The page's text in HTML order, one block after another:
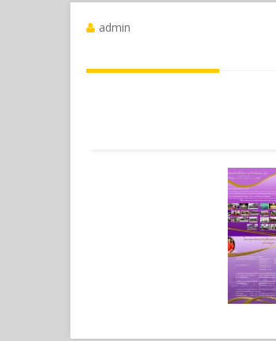
admin